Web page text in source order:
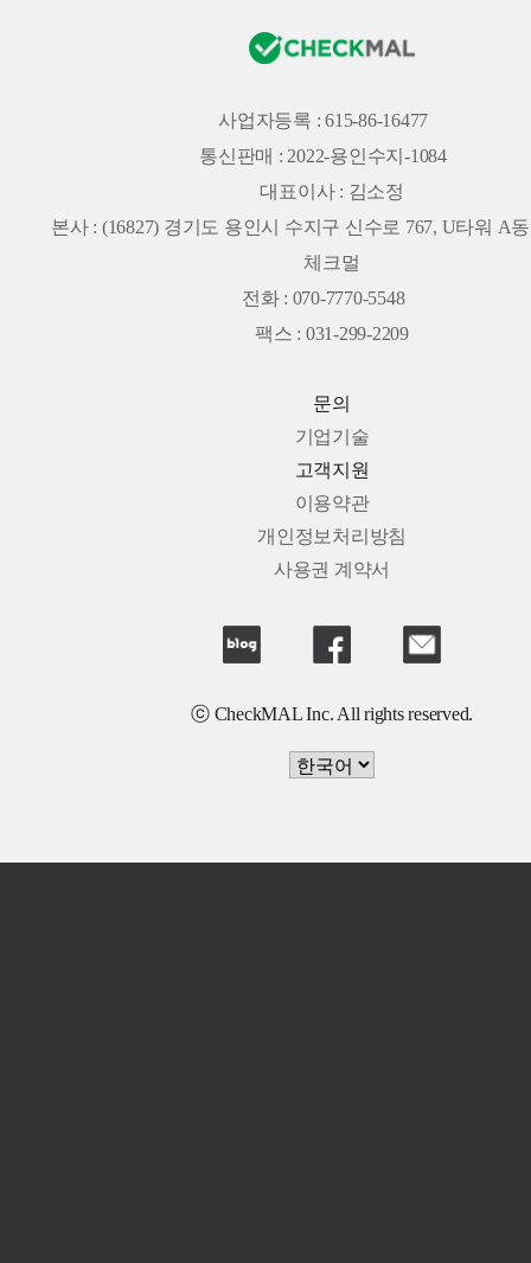
사업자등록 : 615-86-16477
통신판매 : 2022-용인수지-1084
대표이사 : 김소정
본사 : (16827) 경기도 용인시 수지구 신수로 767, U타워 A
체크멀
전화 : 070-7770-5548
팩스 : 031-299-2209
문의
기업기술
고객지원
이용약관
개인정보처리방침
사용권 계약서
ⓒ CheckMAL Inc. All rights reserved.